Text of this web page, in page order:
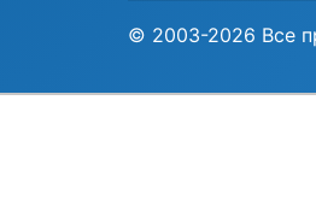
© 2003-2026 Все